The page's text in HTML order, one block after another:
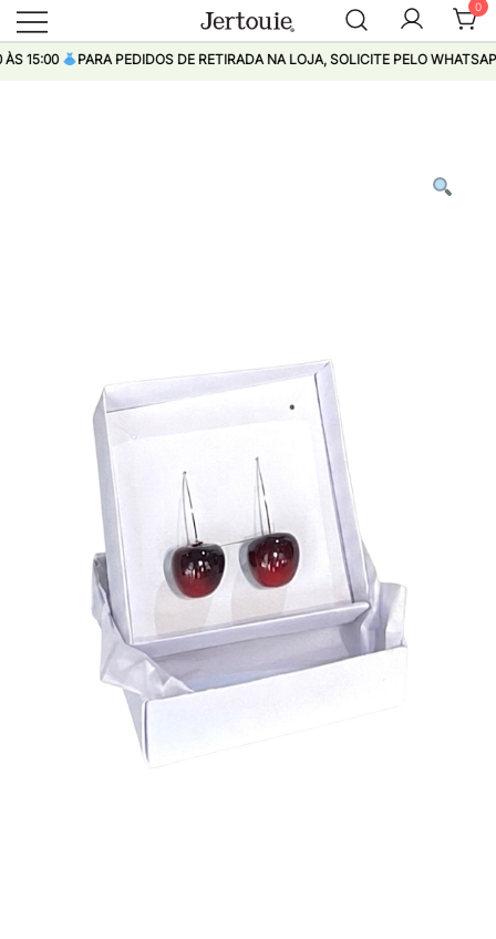
PARA PEDIDOS DE RETIRADA NA LOJA, SOLICITE PELO WHATSAPP
Jertouie
Loja de Roupas Femininas
0